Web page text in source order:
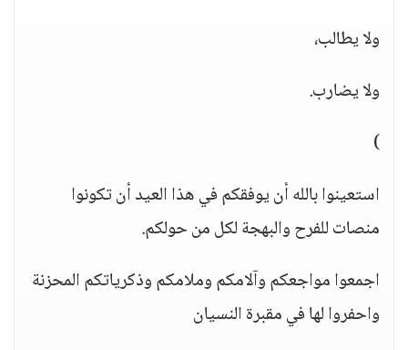
ولا يطالب،
ولا يضارب.
)
استعينوا بالله أن يوفقكم في هذا العيد أن تكونوا
منصات للفرح والبهجة لكل من حولكم.
اجمعوا مواجعكم وآلامكم وملامكم وذكرياتكم المحزنة
واحفروا لها في مقبرة النسيان